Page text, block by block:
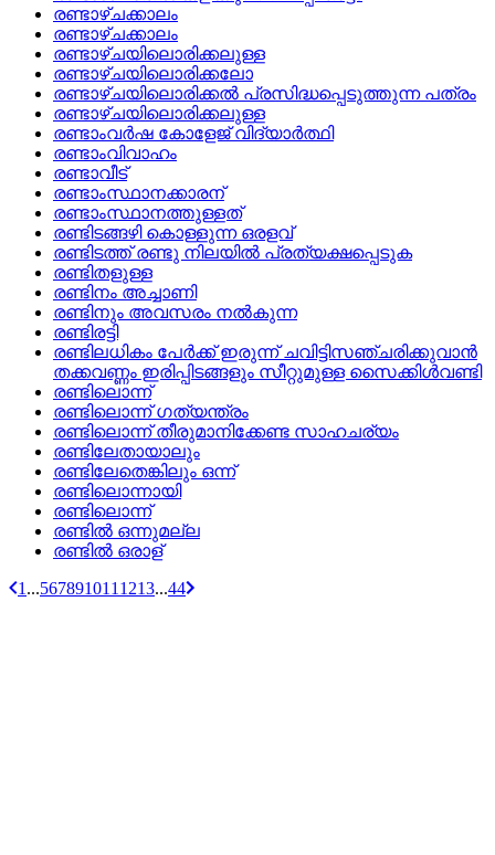
രണ്ടാഴ്ചക്കാലം
രണ്ടാഴ്‌ചക്കാലം
രണ്ടാഴ്‌ചയിലൊരിക്കലുള്ള
രണ്ടാഴ്‌ചയിലൊരിക്കലോ
രണ്ടാഴ്‌ചയിലൊരിക്കല്‍ പ്രസിദ്ധപ്പെടുത്തുന്ന പത്രം
രണ്ടാഴ്ചയിലൊരിക്കലുള്ള
രണ്ടാംവര്‍ഷ കോളേജ്‌ വിദ്യാര്‍ത്ഥി
രണ്ടാംവിവാഹം
രണ്ടാവീട്
രണ്ടാംസ്ഥാനക്കാരന്
രണ്ടാംസ്ഥാനത്തുള്ളത്
രണ്ടിടങ്ങഴി കൊള്ളുന്ന ഒരളവ്
രണ്ടിടത്ത്‌ രണ്ടു നിലയില്‍ പ്രത്യക്ഷപ്പെടുക
രണ്ടിതളുള്ള
രണ്ടിനം അച്ചാണി
രണ്ടിനും അവസരം നല്‍കുന്ന
രണ്ടിരട്ടി
രണ്ടിലധികം പേര്‍ക്ക്‌ ഇരുന്ന്‌ ചവിട്ടിസഞ്ചരിക്കുവാന്‍
തക്കവണ്ണം ഇരിപ്പിടങ്ങളും സീറ്റുമുള്ള സൈക്കിള്‍വണ്ടി
രണ്ടിലൊന്ന്
രണ്ടിലൊന്ന്‌ ഗത്യന്ത്രം
രണ്ടിലൊന്ന്‌ തീരുമാനിക്കേണ്ട സാഹചര്യം
രണ്ടിലേതായാലും
രണ്ടിലേതെങ്കിലും ഒന്ന്
രണ്ടിലൊന്നായി
രണ്ടിലൊന്ന്
രണ്ടില്‍ ഒന്നുമല്ല
രണ്ടില്‍ ഒരാള്
1 ...567891011 1213...44